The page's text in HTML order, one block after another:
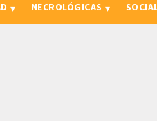
NECROLÓGICAS